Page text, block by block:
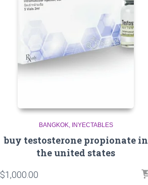
BANGKOK INYECTABLES
buy testosterone propionate in
the united states
$1,000.00